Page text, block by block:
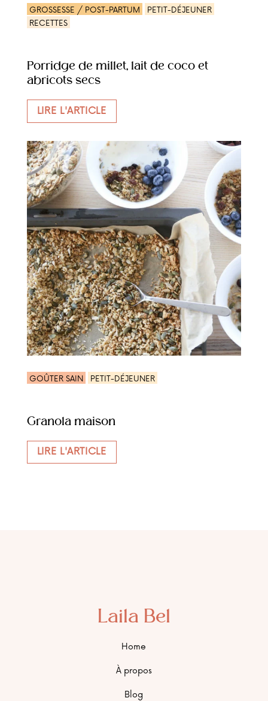
GROSSESSE / POST-PARTUM
PETIT-DÉJEUNER
RECETTES
Porridge de millet, lait de coco et
abricots secs
LIRE L'ARTICLE
GOÛTER SAIN PETIT-DÉJEUNER
Granola maison
LIRE L'ARTICLE
Laila Bel
Home
À propos
Blog